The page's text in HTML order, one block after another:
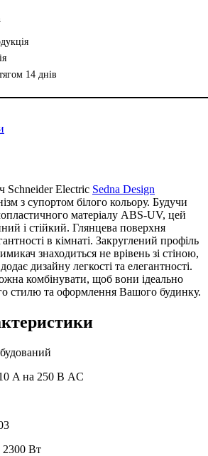
14 днів
Schneider Electric Sedna Design
з супортом білого кольору. Будучи
матеріалу ABS-UV, цей
і стійкий. Глянцева поверхня
в кімнаті. Закруглений профіль
знаходиться не врівень зі стіною,
дизайну легкості та елегантності.
комбінувати, щоб вони ідеально
стилю та оформлення Вашого будинку.
A на 250 В AC
2300 Вт